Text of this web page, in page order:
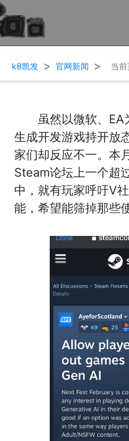
k8凯发 > 官网新闻 > 当
虽然以微软、EA
生成开发游戏持开放
家们却反应不一。本
Steam论坛上一个超
中，就有玩家呼吁V
能，希望能筛掉那些